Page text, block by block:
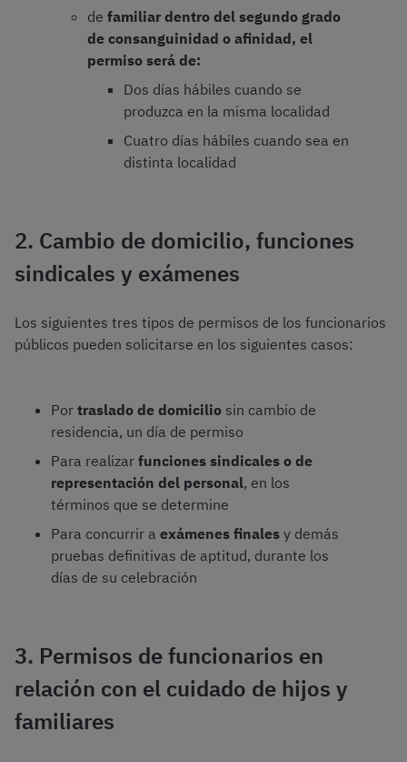
de familiar dentro del segundo grado
de consanguinidad o afinidad, el
permiso será de:
Dos días hábiles cuando se
produzca en la misma localidad
Cuatro días hábiles cuando sea en
distinta localidad
2. Cambio de domicilio, funciones
sindicales y exámenes
Los siguientes tres tipos de permisos de los funcionarios
públicos pueden solicitarse en los siguientes casos:
Por traslado de domicilio sin cambio de
residencia, un día de permiso
Para realizar funciones sindicales o de
representación del personal, en los
términos que se determine
Para concurrir a exámenes finales y demás
pruebas definitivas de aptitud, durante los
días de su celebración
3. Permisos de funcionarios en
relación con el cuidado de hijos y
familiares